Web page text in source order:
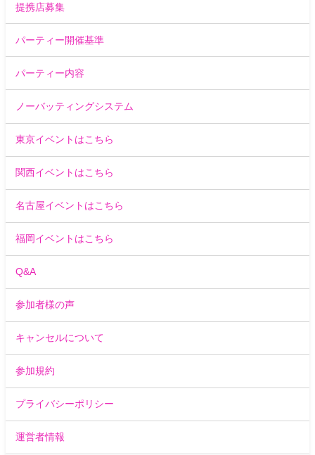
提携店募集
パーティー開催基準
パーティー内容
ノーバッティングシステム
東京イベントはこちら
関西イベントはこちら
名古屋イベントはこちら
福岡イベントはこちら
Q&A
参加者様の声
キャンセルについて
参加規約
プライバシーポリシー
運営者情報